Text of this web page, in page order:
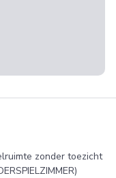
zonder toezicht